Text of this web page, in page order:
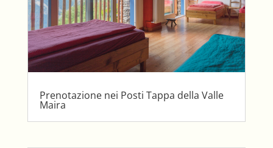
Prenotazione nei Posti Tappa della Valle
Maira